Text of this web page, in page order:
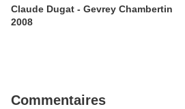
Claude Dugat - Gevrey Chambertin
2008
Commentaires